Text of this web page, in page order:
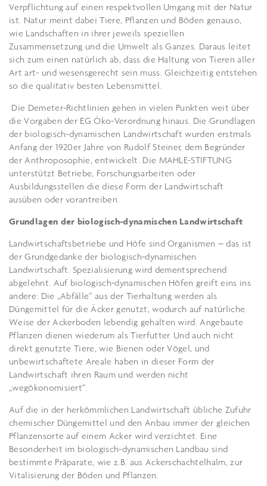
Verpflichtung auf einen respektvollen Umgang mit der Natur
ist. Natur meint dabei Tiere, Pflanzen und Böden genauso,
wie Landschaften in ihrer jeweils speziellen
Zusammensetzung und die Umwelt als Ganzes. Daraus leitet
sich zum einen natürlich ab, dass die Haltung von Tieren aller
Art art- und wesensgerecht sein muss. Gleichzeitig entstehen
so die qualitativ besten Lebensmittel.
Die Demeter-Richtlinien gehen in vielen Punkten weit über
die Vorgaben der EG Öko-Verordnung hinaus. Die Grundlagen
der biologisch-dynamischen Landwirtschaft wurden erstmals
Anfang der 1920er Jahre von Rudolf Steiner, dem Begründer
der Anthroposophie, entwickelt. Die MAHLE-STIFTUNG
unterstützt Betriebe, Forschungsarbeiten oder
Ausbildungsstellen die diese Form der Landwirtschaft
ausüben oder vorantreiben.
Grundlagen der biologisch-dynamischen Landwirtschaft
Landwirtschaftsbetriebe und Höfe sind Organismen – das ist
der Grundgedanke der biologisch-dynamischen
Landwirtschaft. Spezialisierung wird dementsprechend
abgelehnt. Auf biologisch-dynamischen Höfen greift eins ins
andere: Die „Abfälle“ aus der Tierhaltung werden als
Düngemittel für die Äcker genutzt, wodurch auf natürliche
Weise der Ackerboden lebendig gehalten wird. Angebaute
Pflanzen dienen wiederum als Tierfutter. Und auch nicht
direkt genutzte Tiere, wie Bienen oder Vögel, und
unbewirtschaftete Areale haben in dieser Form der
Landwirtschaft ihren Raum und werden nicht
„wegökonomisiert“.
Auf die in der herkömmlichen Landwirtschaft übliche Zufuhr
chemischer Düngemittel und den Anbau immer der gleichen
Pflanzensorte auf einem Acker wird verzichtet. Eine
Besonderheit im biologisch-dynamischen Landbau sind
bestimmte Präparate, wie z.B. aus Ackerschachtelhalm, zur
Vitalisierung der Böden und Pflanzen.